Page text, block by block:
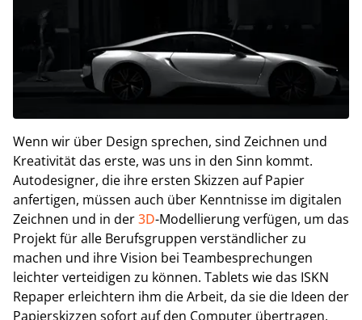
Wenn wir über Design sprechen, sind Zeichnen und
Kreativität das erste, was uns in den Sinn kommt.
Autodesigner, die ihre ersten Skizzen auf Papier
anfertigen, müssen auch über Kenntnisse im digitalen
Zeichnen und in der3D-Modellierung verfügen, um das
Projekt für alle Berufsgruppen verständlicher zu
machen und ihre Vision bei Teambesprechungen
leichter verteidigen zu können. Tablets wie das ISKN
Repaper erleichtern ihm die Arbeit, da sie die Ideen der
Papierskizzen sofort auf den Computer übertragen.